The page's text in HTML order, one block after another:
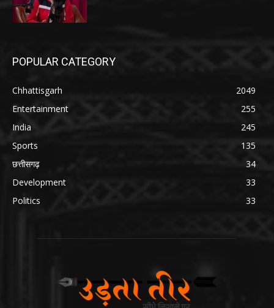
POPULAR CATEGORY
Chhattisgarh
2049
Entertainment
255
India
245
Sports
135
छत्तीसगढ़
34
Development
33
Politics
33